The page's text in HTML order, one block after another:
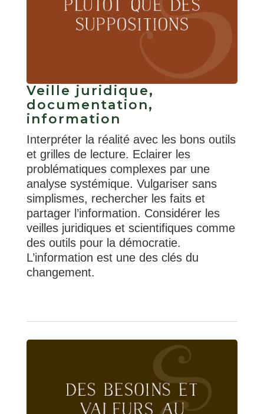
Veille juridique,
documentation,
information
Interpréter la réalité avec les bons outils
et grilles de lecture. Eclairer les
problématiques complexes par une
analyse systémique. Vulgariser sans
simplismes, rechercher les faits et
partager l’information. Considérer les
veilles juridiques et scientifiques comme
des outils pour la démocratie.
L’information est une des clés du
changement.